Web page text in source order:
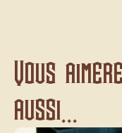
Vous
aussi...